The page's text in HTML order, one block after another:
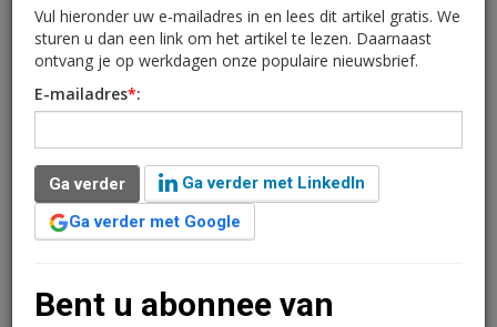
Prijst Randstad zichzelf
uit de markt? +
Onderzoeksrapport
25 januari 2016 om 11:27 3 minuten leestijd
De koopwoningmarkt in de Randstad en in enkele
gevaar zichzelf de markt uit te prijzen doordat er te
weinig aanbod is van huizen voor mensen met een
Vul hieronder uw e-mailadres in en lees dit artikel gratis. We
sturen u dan een link om het artikel te lezen. Daarnaast
ontvang je op werkdagen onze populaire nieuwsbrief.
E-mailadres*:
Ga verder
Ga verder met LinkedIn
Ga verder met Google
Bent u abonnee van